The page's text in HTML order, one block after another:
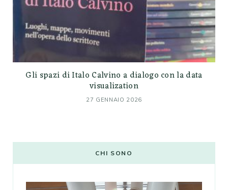
Gli spazi di Italo Calvino a dialogo con la data
visualization
27 GENNAIO 2026
CHI SONO